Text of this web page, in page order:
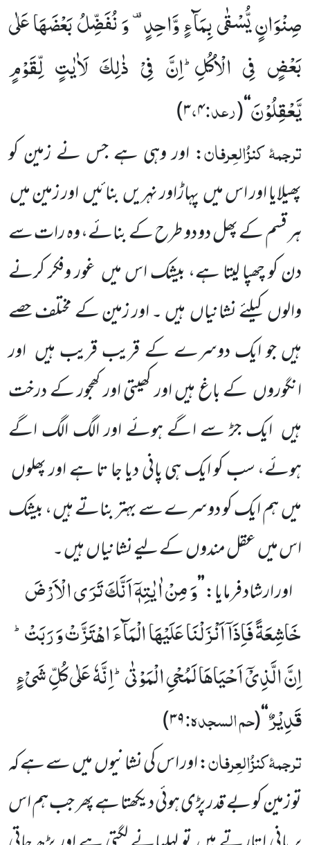
صِنْوَانٍ یُّسْقٰى بِمَآءٍ وَّاحِدٍ-وَ نُفَضِّلُ بَعْضَهَا عَلٰى
بَعْضٍ فِی الْاُكُلِؕ-اِنَّ فِیْ ذٰلِكَ لَاٰیٰتٍ لِّقَوْمٍ
یَّعْقِلُوْنَ‘‘
(رعد: ۳،۴ )
ترجمۂکنزُالعِرفان: اور وہی ہے جس نے زمین کو
پھیلایا اور اس میںپہاڑاور نہریںبنائیںاور زمین میں
ہر قسم کے پھل دو دو طرح کے بنائے، وہ رات سے
دن کو چھپا لیتا ہے،بیشک اس میں غور وفکر کرنے
والوںکیلئے نشانیاںہیں ۔ اور زمینکے مختلف حصے
ہیں جو ایک دوسرے کے قریب قریب ہیں اور
انگوروںکے باغ ہیں اور کھیتی اور کھجور کے درخت
ہیں ایک جڑ سے اگے ہوئے اور الگ الگ اگے
ہوئے، سب کو ایک ہی پانی دیا جا تا ہے اور پھلوں
میںہم ایک کو دوسرے سے بہتر بناتے ہیں ، بیشک
اس میںعقل مندوںکے لیے نشانیاںہیں ۔
اور ارشاد فرمایا:’’وَ مِنْ اٰیٰتِهٖۤ اَنَّكَ تَرَى الْاَرْضَ
خَاشِعَةً فَاِذَاۤ اَنْزَلْنَا عَلَیْهَا الْمَآءَ اهْتَزَّتْ وَ رَبَتْؕ-
اِنَّ الَّذِیْۤ اَحْیَاهَا لَمُحْیِ الْمَوْتٰىؕ-اِنَّهٗ عَلٰى كُلِّ شَیْءٍ
قَدِیْرٌ‘‘
(حم السجدہ:۳۹)
ترجمۂکنزُالعِرفان: اور اس کی نشانیوںمیںسے ہے کہ
تو زمین کو بے قدر پڑی ہوئی دیکھتا ہے پھر جب ہم اس